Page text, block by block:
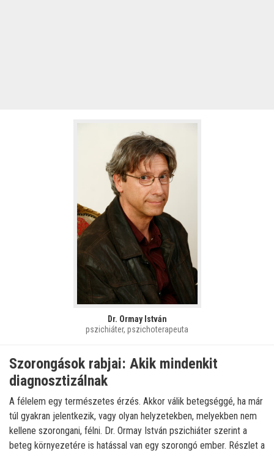
Dr. Ormay István
pszichiáter, pszichoterapeuta
Szorongások rabjai: Akik mindenkit
diagnosztizálnak
A félelem egy természetes érzés. Akkor válik betegséggé, ha már
túl gyakran jelentkezik, vagy olyan helyzetekben, melyekben nem
kellene szorongani, félni. Dr. Ormay István pszichiáter szerint a
beteg környezetére is hatással van egy szorongó ember. Részlet a